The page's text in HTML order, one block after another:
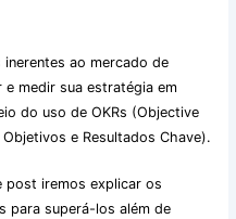
ao mercado de
e medir sua estratégia em
do uso de OKRs (Objective
e Resultados Chave).
post iremos explicar os
para superá-los além de